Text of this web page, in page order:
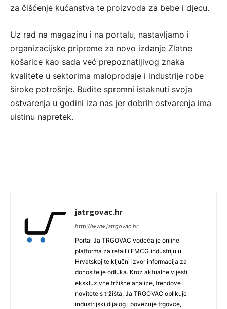
za čišćenje kućanstva te proizvoda za bebe i djecu.
Uz rad na magazinu i na portalu, nastavljamo i
organizacijske pripreme za novo izdanje Zlatne
košarice kao sada već prepoznatljivog znaka
kvalitete u sektorima maloprodaje i industrije robe
široke potrošnje. Budite spremni istaknuti svoja
ostvarenja u godini iza nas jer dobrih ostvarenja ima
uistinu napretek.
jatrgovac.hr
http://www.jatrgovac.hr
Portal Ja TRGOVAC vodeća je online
platforma za retail i FMCG industriju u
Hrvatskoj te ključni izvor informacija za
donositelje odluka. Kroz aktualne vijesti,
ekskluzivne tržišne analize, trendove i
novitete s tržišta, Ja TRGOVAC oblikuje
industrijski dijalog i povezuje trgovce,